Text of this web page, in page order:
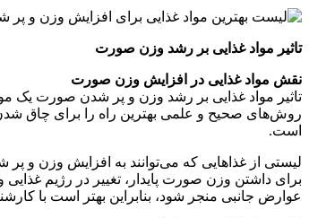
تاثیر مواد غذایی بر رشد وزن صورت
نقش مواد غذایی در افزایش وزن صورت
تاثیر مواد غذایی بر رشد وزن و پر شدن صورت یک
روش‌های صحیح و علمی بهترین راه را برای چاق
است.
لیستی از غذاهایی که می‌توانند به افزایش وزن
برای داشتن وزن صورت پایدار، تغییر در رژیم
عوارض جانبی منجر شود، بنابراین بهتر است با